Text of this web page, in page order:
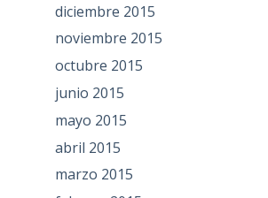
diciembre 2015
noviembre 2015
octubre 2015
junio 2015
mayo 2015
abril 2015
marzo 2015